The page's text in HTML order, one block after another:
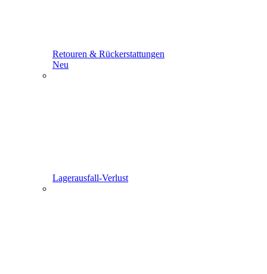
Retouren & Rückerstattungen
Neu
Lagerausfall-Verlust